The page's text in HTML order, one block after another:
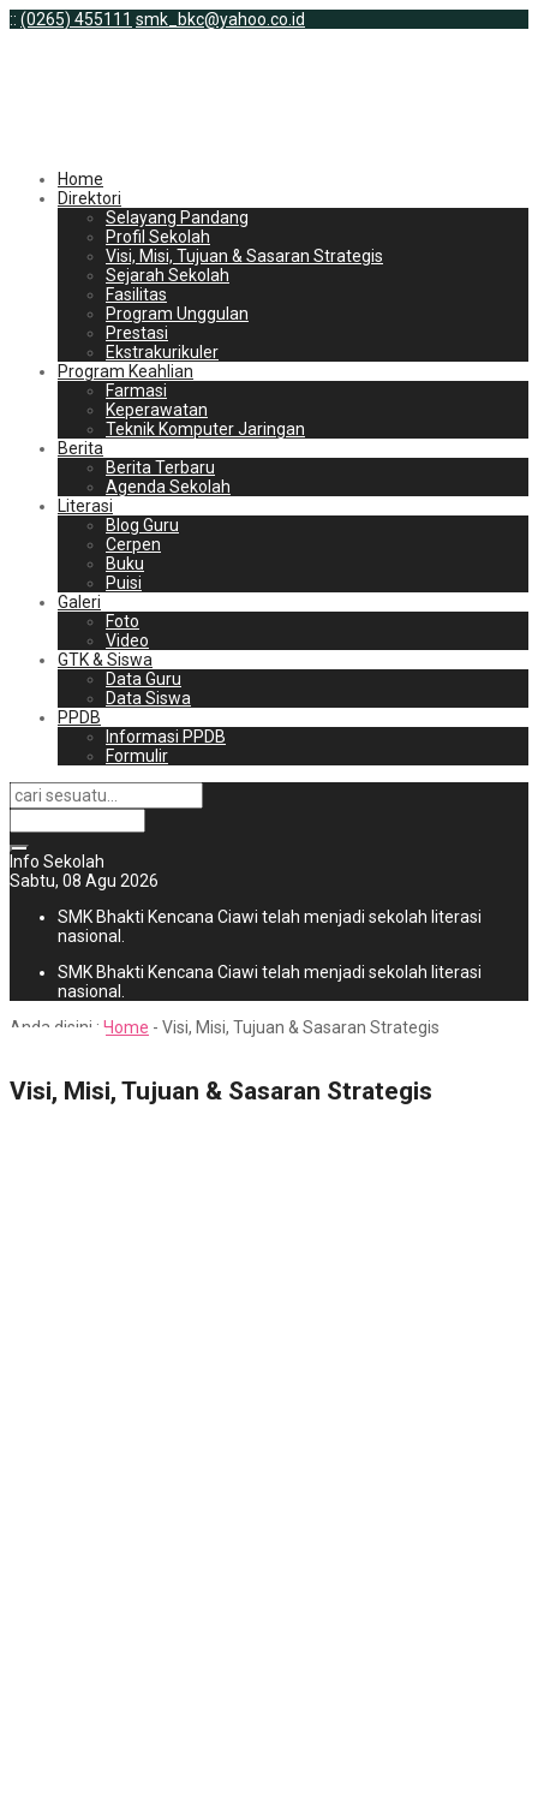
:: (0265) 455111 smk_bkc@yahoo.co.id
Home
Direktori
Selayang Pandang
Profil Sekolah
Visi, Misi, Tujuan & Sasaran Strategis
Sejarah Sekolah
Fasilitas
Program Unggulan
Prestasi
Ekstrakurikuler
Program Keahlian
Farmasi
Keperawatan
Teknik Komputer Jaringan
Berita
Berita Terbaru
Agenda Sekolah
Literasi
Blog Guru
Cerpen
Buku
Puisi
Galeri
Foto
Video
GTK & Siswa
Data Guru
Data Siswa
PPDB
Informasi PPDB
Formulir
Info Sekolah
Sabtu, 08 Agu 2026
SMK Bhakti Kencana Ciawi telah menjadi sekolah literasi
nasional.
SMK Bhakti Kencana Ciawi telah menjadi sekolah literasi
nasional.
Anda disini : Home - Visi, Misi, Tujuan & Sasaran Strategis
Visi, Misi, Tujuan & Sasaran Strategis